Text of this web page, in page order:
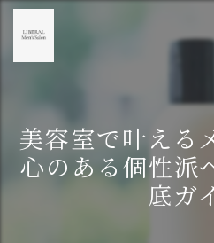
美容室で叶える
心のある個性派
底ガ